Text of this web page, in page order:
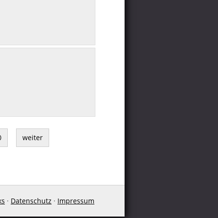
weiter
· Datenschutz · Impressum